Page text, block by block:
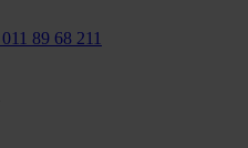
011 89 68 211